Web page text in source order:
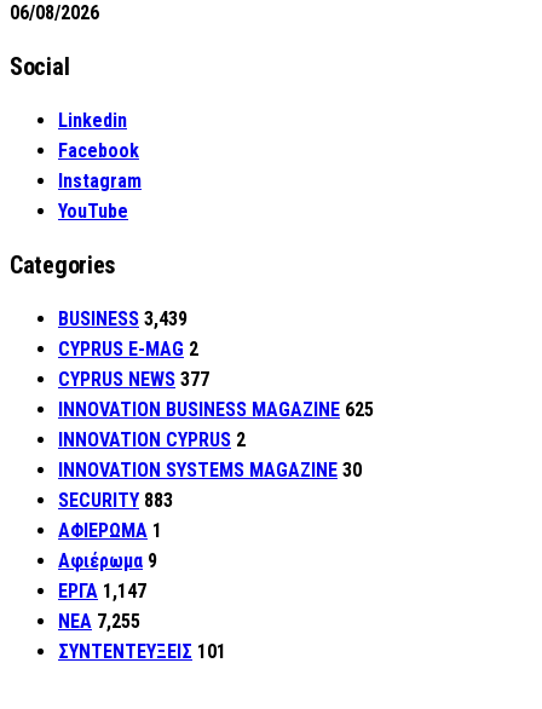
06/08/2026
Social
Linkedin
Facebook
Instagram
YouTube
Categories
BUSINESS 3,439
CYPRUS E-MAG 2
CYPRUS NEWS 377
INNOVATION BUSINESS MAGAZINE 625
INNOVATION CYPRUS 2
INNOVATION SYSTEMS MAGAZINE 30
SECURITY 883
ΑΦΙΕΡΩΜΑ 1
Αφιέρωμα 9
ΕΡΓΑ 1,147
ΝΕΑ 7,255
ΣΥΝΤΕΝΤΕΥΞΕΙΣ 101